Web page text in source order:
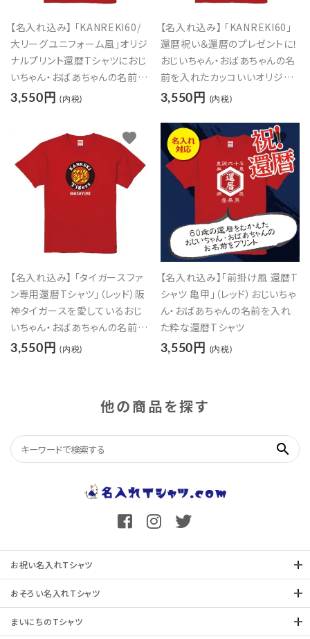
【名入れ込み】 「KANREKI60/
大リーグユニフォーム風」オリジ
ナルプリント還暦Tシャツにおじ
いちゃん・おばあちゃんの名前を
入れたカッコイイTシャツの贈り
3,550円 (内税)
【名入れ込み】 「KANREKI60」
還暦祝い＆還暦のプレゼントに！
おじいちゃん・おばあちゃんの名
前を入れたカッコいいオリジナ
ルプリントTシャツの贈り物
3,550円 (内税)
【名入れ込み】 「タイガースファ
ン専用還暦Tシャツ」（レッド）阪
神タイガースを愛しているおじ
いちゃん・おばあちゃんの名前を
入れた還暦Tシャツ
3,550円 (内税)
favorite
【名入れ込み】「前掛け風 還暦T
シャツ 亀甲」（レッド）おじいちゃ
ん・おばあちゃんの名前を入れ
た粋な還暦Tシャツ
3,550円 (内税)
favorite
他の商品を探す
search
お祝い名入れTシャツ
おそろい名入れTシャツ
まいにちのTシャツ